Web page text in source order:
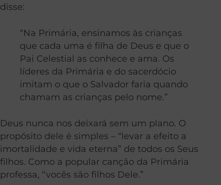
disse:
“Na Primária, ensinamos às crianças
que cada uma é filha de Deus e que o
Pai Celestial as conhece e ama. Os
líderes da Primária e do sacerdócio
imitam o que o Salvador faria quando
chamam as crianças pelo nome.”
Deus nunca nos deixará sem um plano. O
propósito dele é simples – “levar a efeito a
imortalidade e vida eterna” de todos os Seus
filhos. Como a popular canção da Primária
professa, “vocês são filhos Dele.”